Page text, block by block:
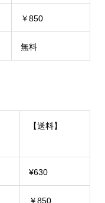
￥850
無料
【送料】
¥630
￥850